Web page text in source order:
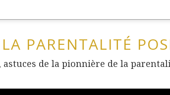
LA PARENTALITÉ
astuces de la pionnière de la